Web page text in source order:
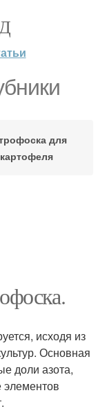
для
картофеля
исходя из
Основная
доли азота,